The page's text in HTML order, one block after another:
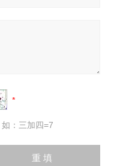
：三加四=7